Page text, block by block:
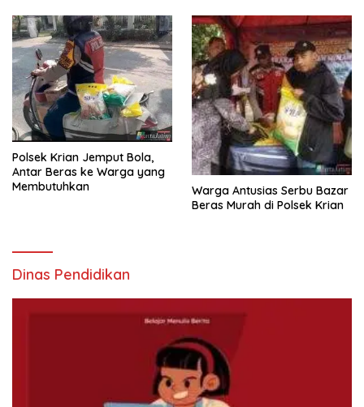
Polsek Krian Jemput Bola,
Antar Beras ke Warga yang
Membutuhkan
Warga Antusias Serbu Bazar
Beras Murah di Polsek Krian
Dinas Pendidikan